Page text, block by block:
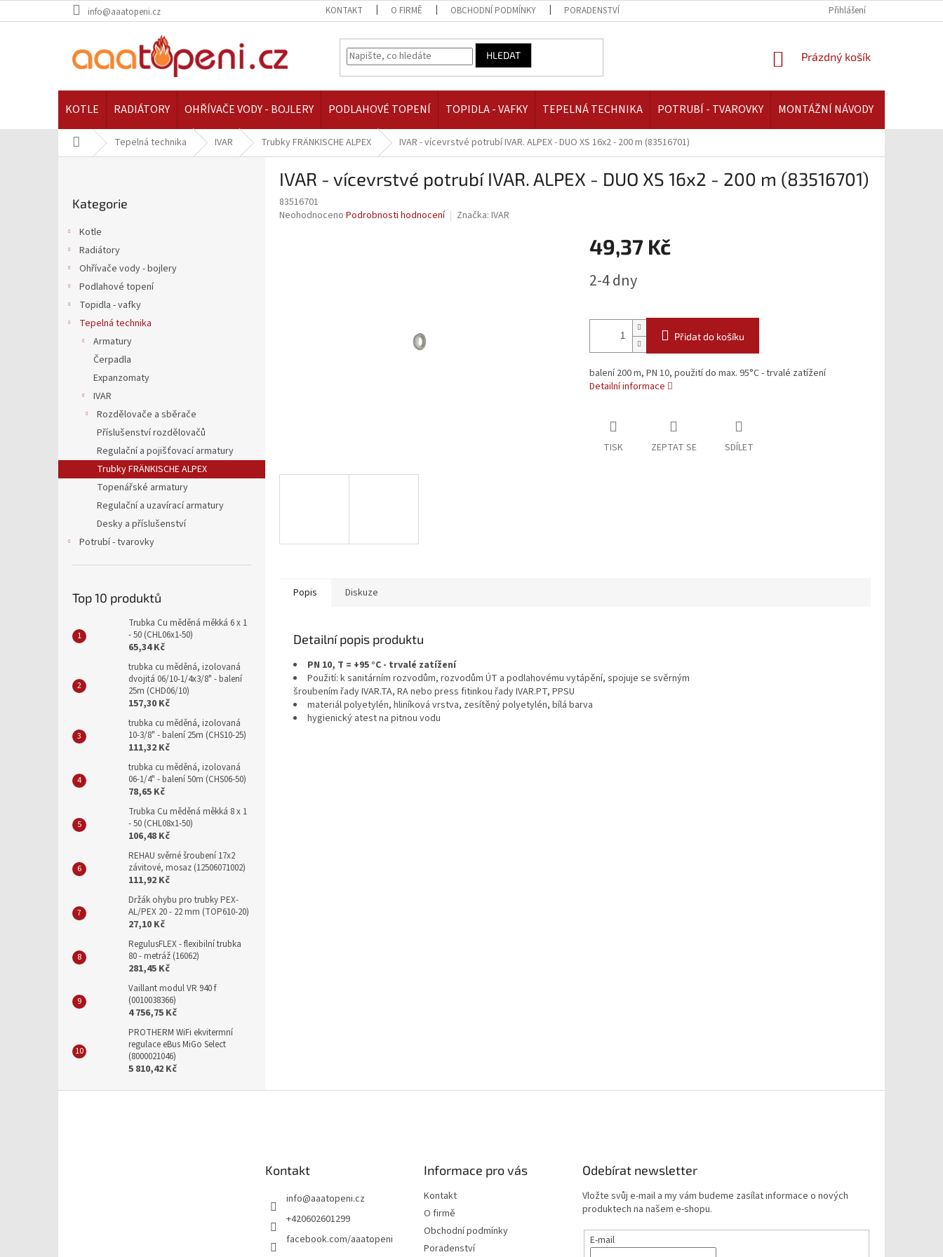
na
info@aaatopeni.cz KONTAKT O FIRMĚ OBCHODNÍ PODMÍNKY PORADENSTVÍ PLATBA A DOPRAVA |
Přihlášení
HLEDAT
NÁKUPNÍ
Prázdný košík
KOTLE RADIÁTORY OHŘÍVAČE VODY - BOJLERY PODLAHOVÉ TOPENÍ TOPIDLA - VAFKY TEPELNÁ TECHNIKA POTRUBÍ - TVAROVKY MONTÁŽNÍ NÁVODY
Domů Tepelná technika IVAR Trubky FRÄNKISCHE ALPEX IVAR - vícevrstvé potrubí IVAR. ALPEX - DUO XS 16x2 - 200 m (83516701)
kategorie
Kategorie
Kotle
Radiátory
Ohřívače vody - bojlery
Podlahové topení
Topidla - vafky
Tepelná technika
Armatury
Čerpadla
Expanzomaty
IVAR
Rozdělovače a sběrače
Příslušenství rozdělovačů
Regulační a pojišťovací armatury
Trubky FRÄNKISCHE ALPEX
Topenářské armatury
Regulační a uzavírací armatury
Desky a příslušenství
Potrubí - tvarovky
Top 10 produktů
Trubka Cu měděná měkká 6 x 1
- 50 (CHL06x1-50)
65,34 Kč
trubka cu měděná, izolovaná
dvojitá 06/10-1/4x3/8" - balení
25m (CHD06/10)
157,30 Kč
trubka cu měděná, izolovaná
10-3/8" - balení 25m (CHS10-25)
111,32 Kč
trubka cu měděná, izolovaná
06-1/4" - balení 50m (CHS06-50)
78,65 Kč
Trubka Cu měděná měkká 8 x 1
- 50 (CHL08x1-50)
106,48 Kč
REHAU svěrné šroubení 17x2
závitové, mosaz (12506071002)
111,92 Kč
Držák ohybu pro trubky PEX-
AL/PEX 20 - 22 mm (TOP610-20)
27,10 Kč
RegulusFLEX - flexibilní trubka
80 - metráž (16062)
281,45 Kč
Vaillant modul VR 940 f
(0010038366)
4 756,75 Kč
PROTHERM WiFi ekvitermní
regulace eBus MiGo Select
(8000021046)
5 810,42 Kč
IVAR - vícevrstvé potrubí IVAR. ALPEX - DUO XS 16x2 - 200 m (83516701)
83516701
Průměrné
Neohodnoceno Podrobnosti hodnocení Značka: IVAR
49,37 Kč
cena:
2-4 dny
Přidat do košíku
balení 200 m, PN 10, použití do max. 95°C - trvalé zatížení
Detailní informace
TISK ZEPTAT SE SDÍLET
Popis Diskuze
Detailní popis produktu
PN 10, T = +95 °C - trvalé zatížení
Použití: k sanitárním rozvodům, rozvodům ÚT a podlahovému vytápění, spojuje se svěrným
šroubením řady IVAR.TA, RA nebo press fitinkou řady IVAR.PT, PPSU
materiál polyetylén, hliníková vrstva, zesítěný polyetylén, bílá barva
hygienický atest na pitnou vodu
Kontakt
info@aaatopeni.cz
+420602601299
facebook.com/aaatopeni
Informace pro vás
Kontakt
O firmě
Obchodní podmínky
Poradenství
Odebírat newsletter
Vložte svůj e-mail a my vám budeme zasílat informace o nových
produktech na našem e-shopu.
E-mail